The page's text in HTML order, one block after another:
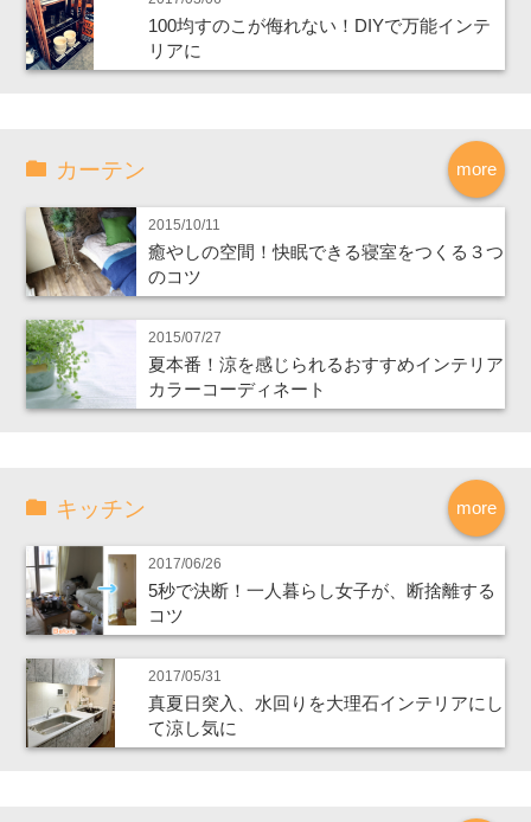
100均すのこが侮れない！DIYで万能インテ
リアに
more
カーテン
2015/10/11
癒やしの空間！快眠できる寝室をつくる３つ
のコツ
2015/07/27
夏本番！涼を感じられるおすすめインテリア
カラーコーディネート
more
キッチン
2017/06/26
5秒で決断！一人暮らし女子が、断捨離する
コツ
2017/05/31
真夏日突入、水回りを大理石インテリアにし
て涼し気に